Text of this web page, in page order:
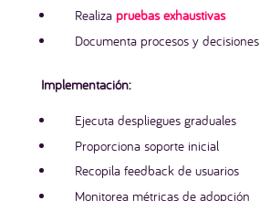
Realiza pruebas exhaustivas
Documenta procesos y decisiones
Implementación:
Ejecuta despliegues graduales
Proporciona soporte inicial
Recopila feedback de usuarios
Monitorea métricas de adopción